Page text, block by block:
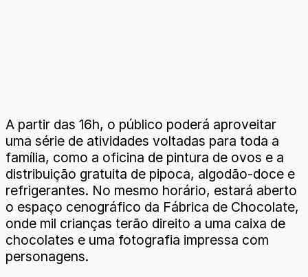
A partir das 16h, o público poderá aproveitar
uma série de atividades voltadas para toda a
família, como a oficina de pintura de ovos e a
distribuição gratuita de pipoca, algodão-doce e
refrigerantes. No mesmo horário, estará aberto
o espaço cenográfico da Fábrica de Chocolate,
onde mil crianças terão direito a uma caixa de
chocolates e uma fotografia impressa com
personagens.